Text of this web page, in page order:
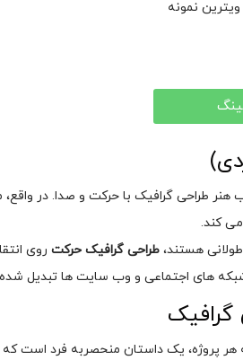
ویترین نمونه
هنر طراحی گرافیک با حرکت و صدا. در
کند.
هستند، طراحی گرافیک حرکت روی
و وب سایت ها تبدیل شده است؛ چرا که مخاطب
هر پروژه، یک داستان منحصربه فرد است